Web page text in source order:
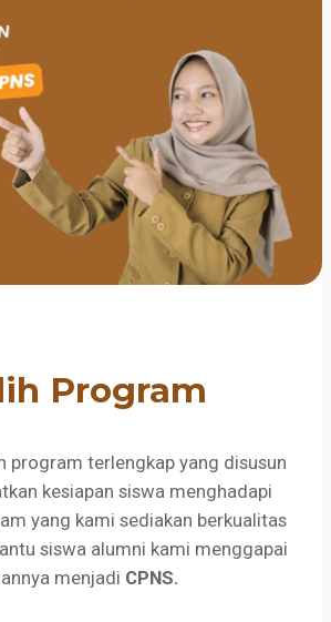
Program
program terlengkap yang disusun
kesiapan siswa menghadapi
yang kami sediakan berkualitas
siswa alumni kami menggapai
menjadi CPNS.